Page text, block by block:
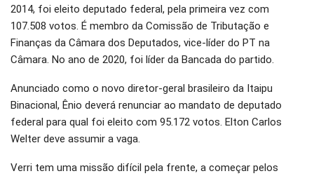
2014, foi eleito deputado federal, pela primeira vez com
107.508 votos. É membro da Comissão de Tributação e
Finanças da Câmara dos Deputados, vice-líder do PT na
Câmara. No ano de 2020, foi líder da Bancada do partido.
Anunciado como o novo diretor-geral brasileiro da Itaipu
Binacional, Ênio deverá renunciar ao mandato de deputado
federal para qual foi eleito com 95.172 votos. Elton Carlos
Welter deve assumir a vaga.
Verri tem uma missão difícil pela frente, a começar pelos